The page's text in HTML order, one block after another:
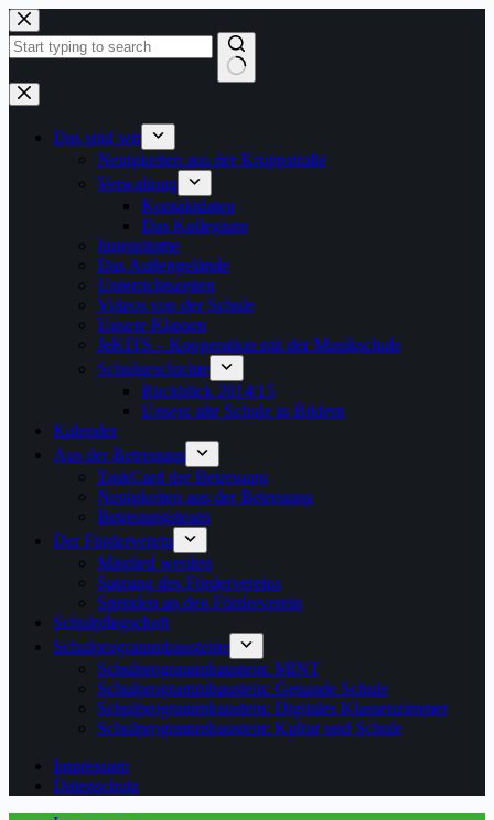
Zum
Inhalt
springen
Keine
Ergebnisse
Das sind wir
Neuigkeiten aus der Kruppstraße
Verwaltung
Kontaktdaten
Das Kollegium
Innenräume
Das Außengelände
Unterrichtszeiten
Videos von der Schule
Unsere Klassen
JeKITS – Kooperation mit der Musikschule
Schulgeschichte
Rückblick 2014/15
Unsere alte Schule in Bildern
Kalender
Aus der Betreuung
TaskCard der Betreuung
Neuigkeiten aus der Betreuung
Betreuungsteam
Der Förderverein
Mitglied werden
Satzung des Fördervereins
Spenden an den Förderverein
Schulpflegschaft
Schulprogrammbausteine
Schulprogrammbaustein: MINT
Schulprogrammbaustein: Gesunde Schule
Schulprogrammbaustein: Digitales Klassenzimmer
Schulprogrammbaustein: Kultur und Schule
Impressum
Datenschutz